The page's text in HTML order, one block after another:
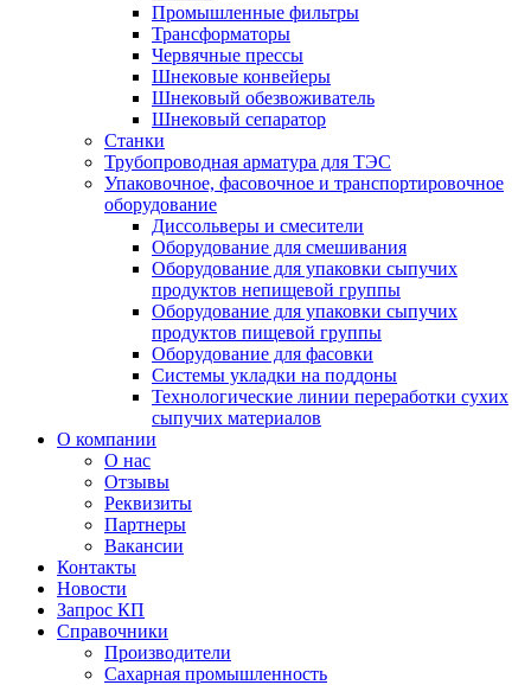
Промышленные фильтры
Трансформаторы
Червячные прессы
Шнековые конвейеры
Шнековый обезвоживатель
Шнековый сепаратор
Станки
Трубопроводная арматура для ТЭС
Упаковочное, фасовочное и транспортировочное
оборудование
Диссольверы и смесители
Оборудование для смешивания
Оборудование для упаковки сыпучих
продуктов непищевой группы
Оборудование для упаковки сыпучих
продуктов пищевой группы
Оборудование для фасовки
Системы укладки на поддоны
Технологические линии переработки сухих
сыпучих материалов
О компании
О нас
Отзывы
Реквизиты
Партнеры
Вакансии
Контакты
Новости
Запрос КП
Справочники
Производители
Сахарная промышленность